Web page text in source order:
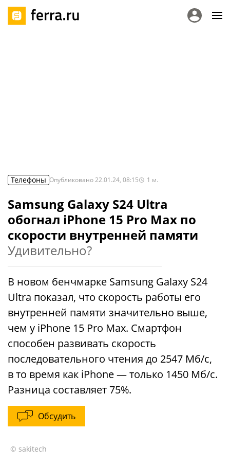
Телефоны Опубликовано22.01.24, 08:15 1 м.
Samsung Galaxy S24 Ultra
обогнал iPhone 15 Pro Max по
скорости внутренней памяти
Удивительно?
В новом бенчмарке Samsung Galaxy S24
Ultra показал, что скорость работы его
внутренней памяти значительно выше,
чем у iPhone 15 Pro Max. Смартфон
способен развивать скорость
последовательного чтения до 2547 Мб/с,
в то время как iPhone — только 1450 Мб/с.
Разница составляет 75%.
Обсудить
© sakitech